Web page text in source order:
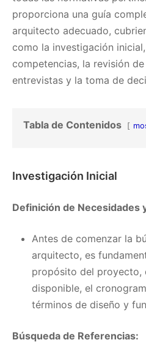
proporciona una guía
arquitecto adecuado,
como la investigación
competencias, la revisión
entrevistas y la toma de
Tabla de Contenidos
Investigación Inicial
Definición de Necesidades
Antes de comenzar la
arquitecto, es
propósito del proyecto,
disponible, el
términos de diseño y
Búsqueda de Referencias: